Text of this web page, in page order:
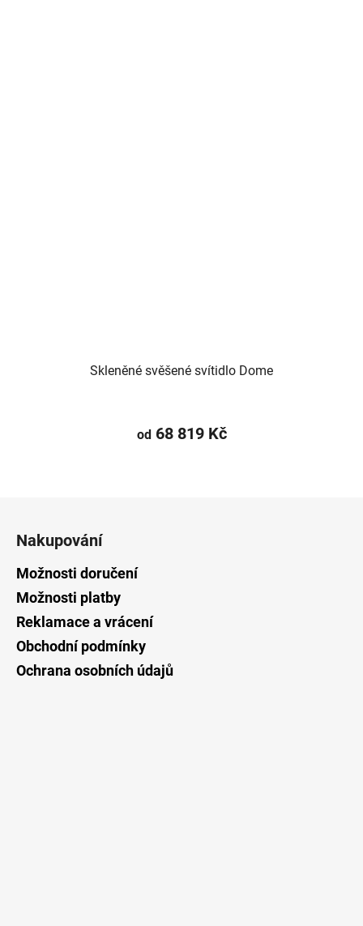
Skleněné svěšené svítidlo Dome
od68 819 Kč
Nakupování
Možnosti doručení
Možnosti platby
Reklamace a vrácení
Obchodní podmínky
Ochrana osobních údajů